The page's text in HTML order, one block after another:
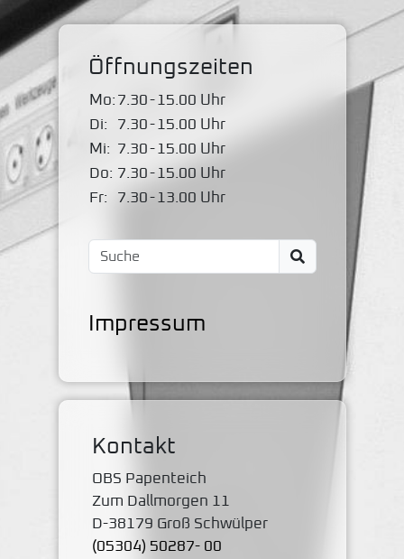
Öffnungszeiten
Mo: 7.30- 15.00 Uhr
Di:
7.30- 15.00 Uhr
Mi: 7.30- 15.00 Uhr
Do: 7.30- 15.00 Uhr
Fr:
7.30- 13.00 Uhr
Impressum
Kontakt
OBS Papenteich
Zum Dallmorgen 11
D-38179 Groß Schwülper
(05304) 50287- 00